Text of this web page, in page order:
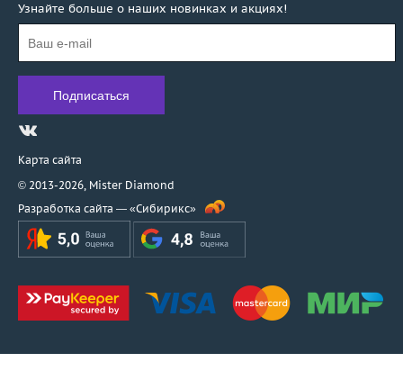
Узнайте больше о наших новинках и акциях!
Карта сайта
© 2013-2026, Mister Diamond
Разработка сайта — «Сибирикс»